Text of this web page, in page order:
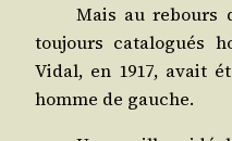
Mais au rebours
tou­jours cata­lo­gués
Vidal, en 1917, avait
homme de gauche.